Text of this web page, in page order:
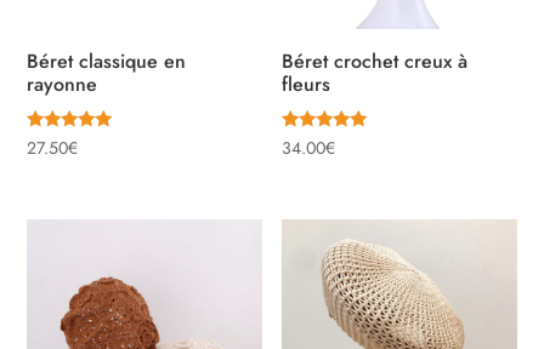
Béret classique en
rayonne
Note
5.00
27.50€
Béret crochet creux à
fleurs
Note
5.00
34.00€